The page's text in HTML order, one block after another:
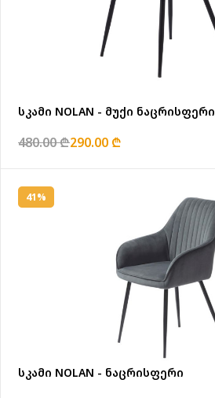
სკამი NOLAN - მუქი ნაცრისფერი
480.00 ₾290.00 ₾
41%
სკამი NOLAN - ნაცრისფერი